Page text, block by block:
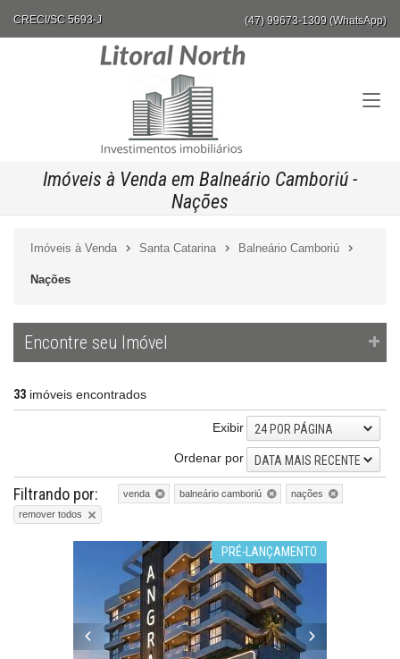
CRECI/SC 5693-J (47) 99673-1309 (WhatsApp)
Imóveis à Venda em Balneário Camboriú -
Nações
Imóveis à Venda Santa Catarina Balneário Camboriú
Nações
Encontre seu Imóvel
33 imóveis encontrados
Exibir
24 POR PÁGINA
Ordenar por
DATA MAIS RECENTE
Filtrando por: venda balneário camboriú
nações
remover todos
PRÉ-LANÇAMENTO